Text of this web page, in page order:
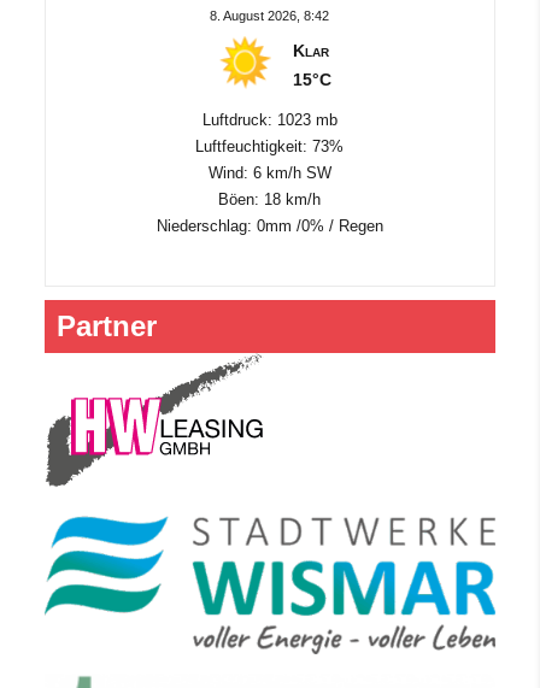
8. August 2026, 8:42
Klar
15°C
Luftdruck: 1023 mb
Luftfeuchtigkeit: 73%
Wind: 6 km/h SW
Böen: 18 km/h
Niederschlag: 0mm /0% / Regen
Partner